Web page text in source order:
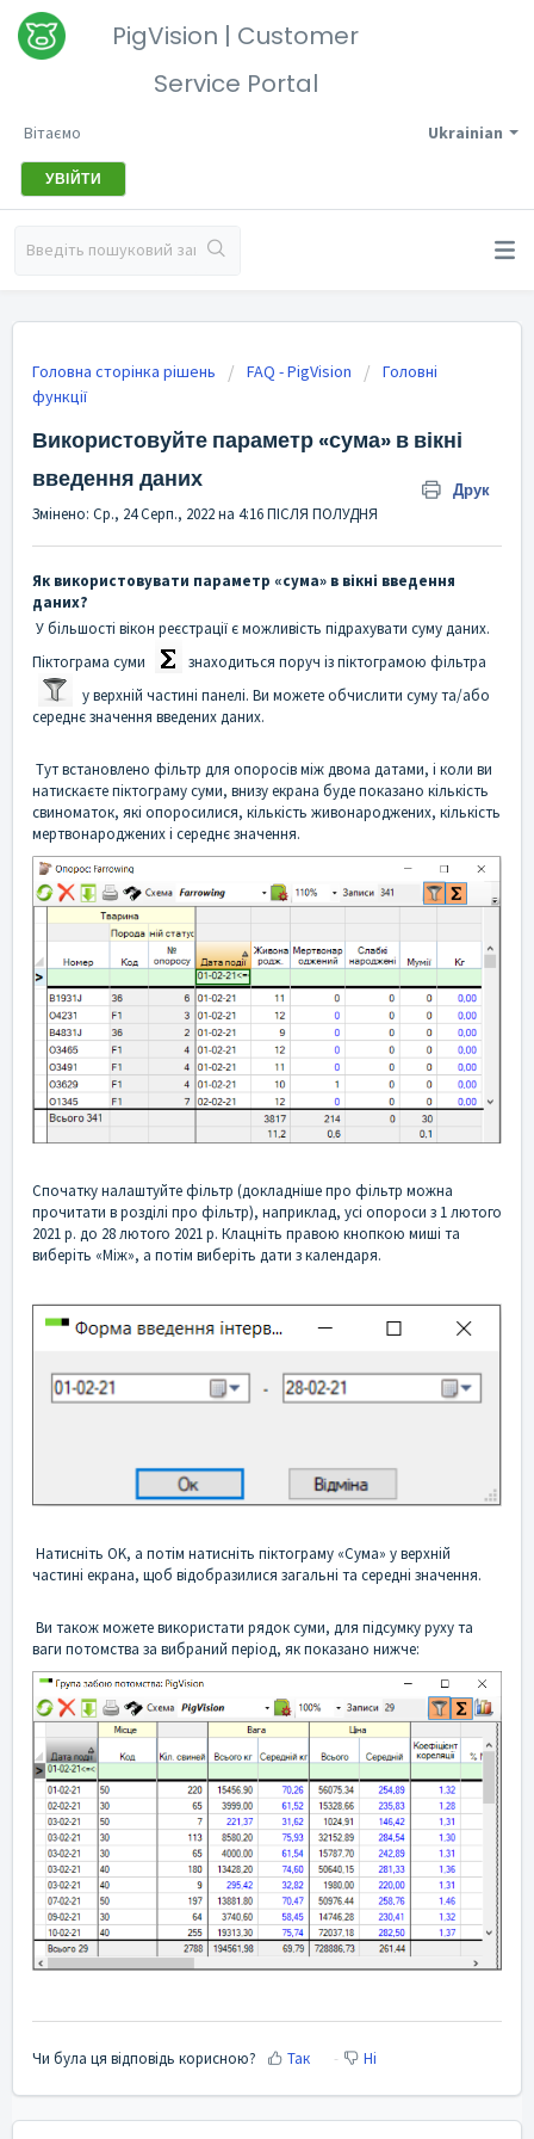
PigVision | Customer
Service Portal
Ukrainian
Вітаємо
УВІЙТИ
Головна сторінка рішень FAQ - PigVision
Головні
функції
Використовуйте параметр «сума» в вікні
введення даних
Друк
Змінено: Ср., 24 Серп., 2022 на 4:16 ПІСЛЯ ПОЛУДНЯ
Як використовувати параметр «сума» в вікні введення
даних?
У більшості вікон реєстрації є можливість підрахувати суму даних.
Піктограма суми
знаходиться поруч із піктограмою фільтра
у верхній частині панелі. Ви можете обчислити суму та/або
середнє значення введених даних.
Тут встановлено фільтр для опоросів між двома датами, і коли ви
натискаєте піктограму суми, внизу екрана буде показано кількість
свиноматок, які опоросилися, кількість живонароджених, кількість
мертвонароджених і середнє значення.
Спочатку налаштуйте фільтр (докладніше про фільтр можна
прочитати в розділі про фільтр), наприклад, усі опороси з 1 лютого
2021 р. до 28 лютого 2021 р. Клацніть правою кнопкою миші та
виберіть «Між», а потім виберіть дати з календаря.
Натисніть OK, а потім натисніть піктограму «Сума» у верхній
частині екрана, щоб відобразилися загальні та середні значення.
Ви також можете використати рядок суми, для підсумку руху та
ваги потомства за вибраний період, як показано нижче:
Чи була ця відповідь корисною? Так Ні